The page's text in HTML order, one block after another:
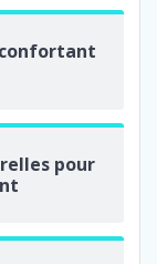
pour